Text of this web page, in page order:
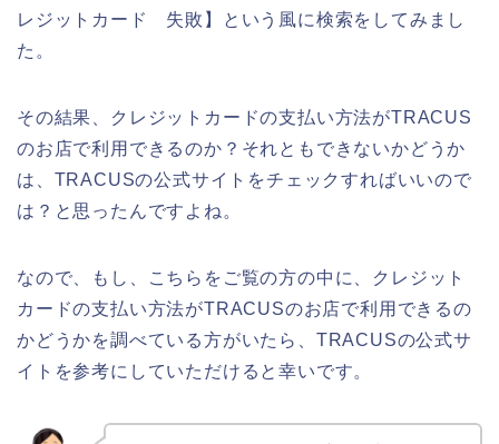
レジットカード 失敗】という風に検索をしてみまし
た。
その結果、クレジットカードの支払い方法がTRACUS
のお店で利用できるのか？それともできないかどうか
は、TRACUSの公式サイトをチェックすればいいので
は？と思ったんですよね。
なので、もし、こちらをご覧の方の中に、クレジット
カードの支払い方法がTRACUSのお店で利用できるの
かどうかを調べている方がいたら、TRACUSの公式サ
イトを参考にしていただけると幸いです。